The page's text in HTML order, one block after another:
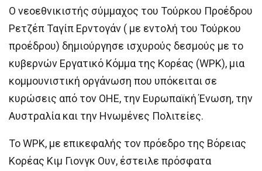
Ο νεοεθνικιστής σύμμαχος του Τούρκου Προέδρου
Ρετζέπ Ταγίπ Ερντογάν ( με εντολή του Τούρκου
προέδρου) δημιούργησε ισχυρούς δεσμούς με το
κυβερνών Εργατικό Κόμμα της Κορέας (WPK), μια
κομμουνιστική οργάνωση που υπόκειται σε
κυρώσεις από τον ΟΗΕ, την Ευρωπαϊκή Ένωση, την
Αυστραλία και την Ηνωμένες Πολιτείες.
Το WPK, με επικεφαλής τον πρόεδρο της Βόρειας
Κορέας Κιμ Γιονγκ Ουν, έστειλε πρόσφατα